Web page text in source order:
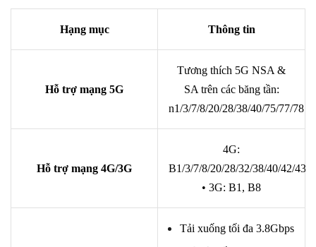
Hạng mục Thông tin
Hỗ trợ mạng 5G
Tương thích 5G NSA &
SA trên các băng tần:
n1/3/7/8/20/28/38/40/75/77/78
Hỗ trợ mạng 4G/3G
4G:
B1/3/7/8/20/28/32/38/40/42/43
• 3G: B1, B8
Tải xuống tối đa 3.8Gbps